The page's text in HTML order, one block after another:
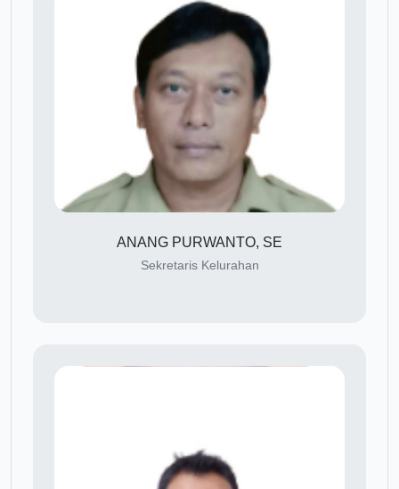
ANANG PURWANTO, SE
Sekretaris Kelurahan